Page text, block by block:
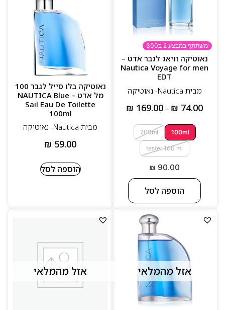
משתתף במבצע 2 ב300
נאוטיקה וויאג לגבר אדט –
Nautica Voyage for men
EDT
מבית Nautica‏- נאוטיקה
₪ 74.00
–
₪ 169.00
100ml
200ml
tester 100 ml
₪ 90.00
הוספה לסל
נאוטיקה בלו סייל לגבר 100
מל אדט – NAUTICA Blue
Sail Eau De Toilette
100ml
מבית Nautica‏- נאוטיקה
₪ 59.00
הוספה לסל
אזל מהמלאי אזל מהמלאי